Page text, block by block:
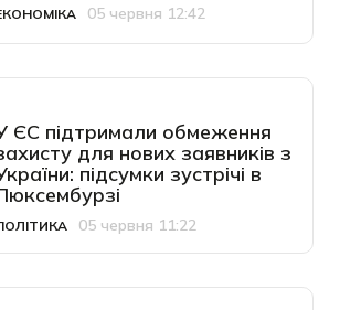
публікації
05 червня 12:42
ЄС підтримали обмеження
для нових заявників з
підсумки зустрічі в
публікації
05 червня 11:22